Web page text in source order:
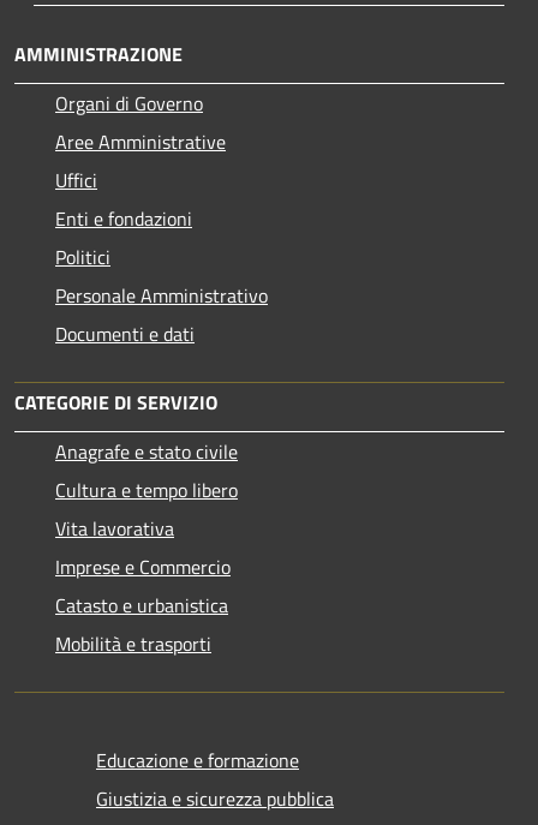
AMMINISTRAZIONE
Organi di Governo
Aree Amministrative
Uffici
Enti e fondazioni
Politici
Personale Amministrativo
Documenti e dati
CATEGORIE DI SERVIZIO
Anagrafe e stato civile
Cultura e tempo libero
Vita lavorativa
Imprese e Commercio
Catasto e urbanistica
Mobilità e trasporti
Educazione e formazione
Giustizia e sicurezza pubblica